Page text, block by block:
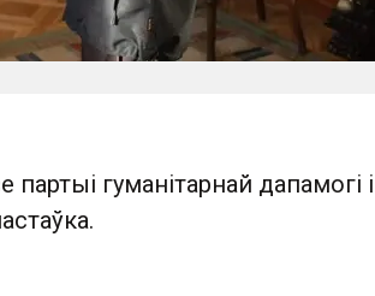
гуманітарнай дапамогі і